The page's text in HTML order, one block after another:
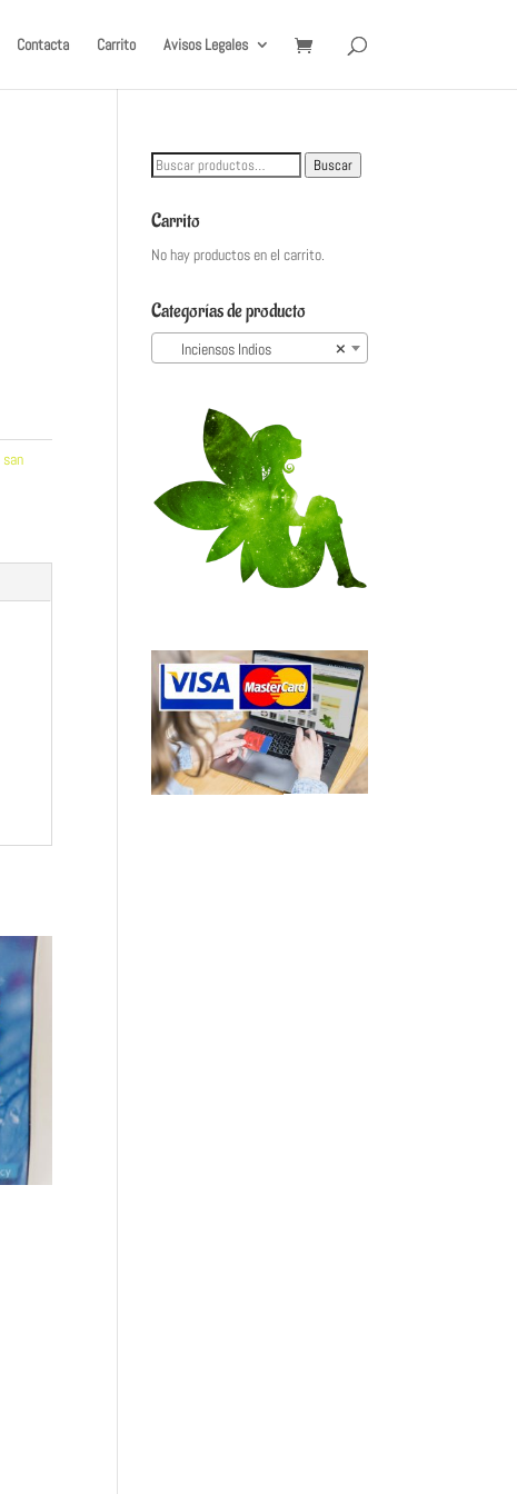
Contacta Carrito Avisos Legales
san
Buscar
Buscar
Carrito
No hay productos en el carrito.
Categorías de producto
×
Inciensos Indios